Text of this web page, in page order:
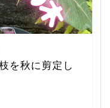
を秋に剪定し